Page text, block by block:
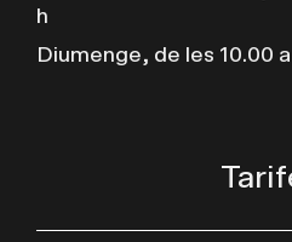
h
Diumenge, de les 10.00